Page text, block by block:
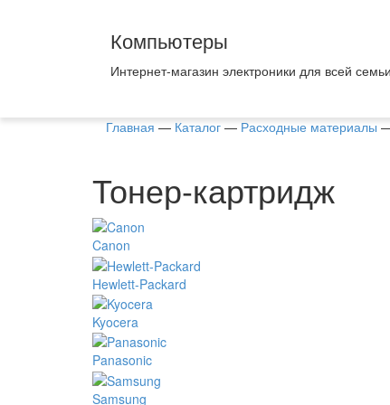
Компьютеры
Интернет-магазин электроники для всей семьи
Главная — Каталог — Расходные материалы
Тонер-картридж
Canon
Hewlett-Packard
Kyocera
Panasonic
Samsung